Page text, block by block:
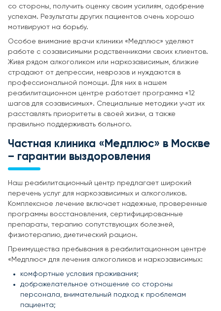
со стороны, получить оценку своим усилиям, одобрение
успехам. Результаты других пациентов очень хорошо
мотивируют на борьбу.
Особое внимание врачи клиники «Медплюс» уделяют
работе с созависимыми родственниками своих клиентов.
Живя рядом алкоголиком или наркозависимым, близкие
страдают от депрессии, неврозов и нуждаются в
профессиональной помощи. Для них в нашем
реабилитационном центре работает программа «12
шагов для созависимых». Специальные методики учат их
расставлять приоритеты в своей жизни, а также
правильно поддерживать больного.
Частная клиника «Медплюс» в Москве
– гарантии выздоровления
Наш реабилитационный центр предлагает широкий
перечень услуг для наркозависимых и алкоголиков.
Комплексное лечение включает надежные, проверенные
программы восстановления, сертифицированные
препараты, терапию сопутствующих болезней,
физиотерапию, диетический рацион.
Преимущества пребывания в реабилитационном центре
«Медплюс» для лечения алкоголиков и наркозависимых:
комфортные условия проживания;
доброжелательное отношение со стороны
персонала, внимательный подход к проблемам
пациента;